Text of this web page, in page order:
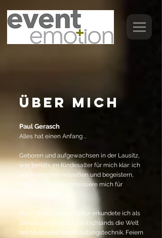
über mich
Paul Gerasch
Alles hat einen Anfang ..
Geboren und aufgewachsen in der Lausitz,
war bereits im Kindesalter für mich klar: ich
will Menschen mitreißen und begeistern,
liebe Musik und interessiere mich für
Noch weit vor dem Abitur erkundete ich als
damals jüngster DJ Deutschlands die Welt
der Musik und Veranstaltungstechnik. Feiern